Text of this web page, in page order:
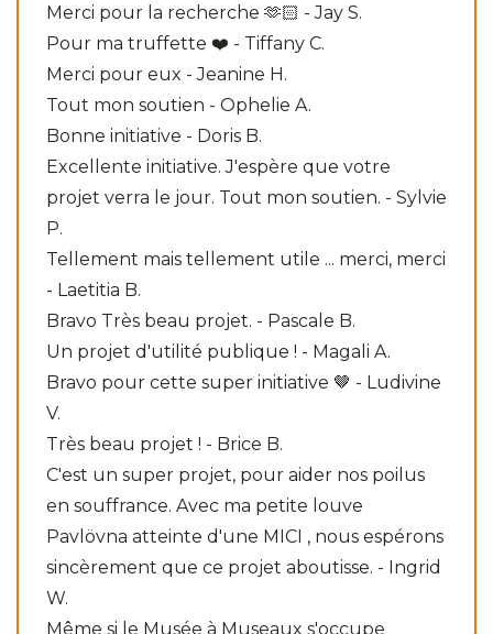
Merci pour la recherche 🫶🏻 - Jay S.
Pour ma truffette ❤️ - Tiffany C.
Merci pour eux - Jeanine H.
Tout mon soutien - Ophelie A.
Bonne initiative - Doris B.
Excellente initiative. J'espère que votre
projet verra le jour. Tout mon soutien. - Sylvie
P.
Tellement mais tellement utile ... merci, merci
- Laetitia B.
Bravo Très beau projet. - Pascale B.
Un projet d'utilité publique ! - Magali A.
Bravo pour cette super initiative 🤎 - Ludivine
V.
Très beau projet ! - Brice B.
C'est un super projet, pour aider nos poilus
en souffrance. Avec ma petite louve
Pavlövna atteinte d'une MICI , nous espérons
sincèrement que ce projet aboutisse. - Ingrid
W.
Même si le Musée à Museaux s'occupe